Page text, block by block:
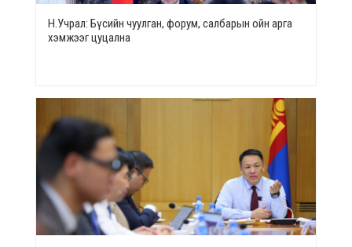
Н.Учрал: Бүсийн чуулган, форум, салбарын ойн арга
хэмжээг цуцална